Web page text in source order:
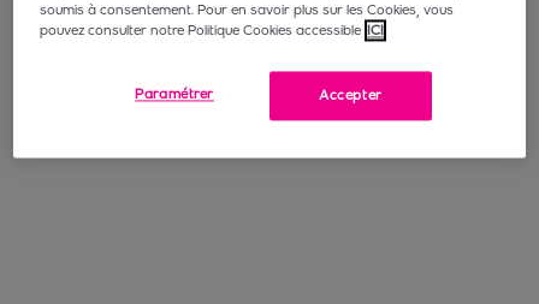
soumis à consentement. Pour en savoir plus sur les Cookies, vous
pouvez consulter notre Politique Cookies accessible ICI
Accepter
Paramétrer